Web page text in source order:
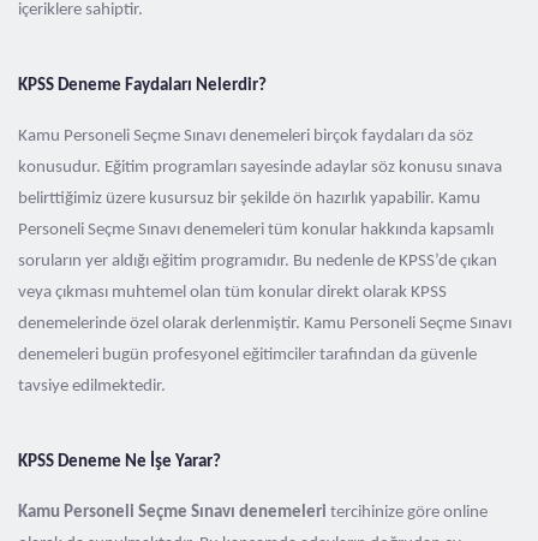
içeriklere sahiptir.
KPSS Deneme Faydaları Nelerdir?
Kamu Personeli Seçme Sınavı denemeleri birçok faydaları da söz
konusudur. Eğitim programları sayesinde adaylar söz konusu sınava
belirttiğimiz üzere kusursuz bir şekilde ön hazırlık yapabilir. Kamu
Personeli Seçme Sınavı denemeleri tüm konular hakkında kapsamlı
soruların yer aldığı eğitim programıdır. Bu nedenle de KPSS’de çıkan
veya çıkması muhtemel olan tüm konular direkt olarak KPSS
denemelerinde özel olarak derlenmiştir. Kamu Personeli Seçme Sınavı
denemeleri bugün profesyonel eğitimciler tarafından da güvenle
tavsiye edilmektedir.
KPSS Deneme Ne İşe Yarar?
Kamu Personeli Seçme Sınavı denemeleri tercihinize göre online